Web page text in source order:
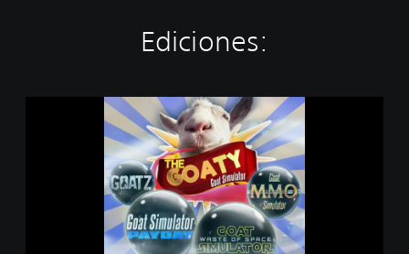
Ediciones: